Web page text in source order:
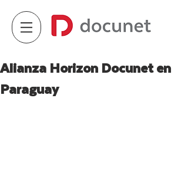
Alianza Horizon Docunet en
Paraguay